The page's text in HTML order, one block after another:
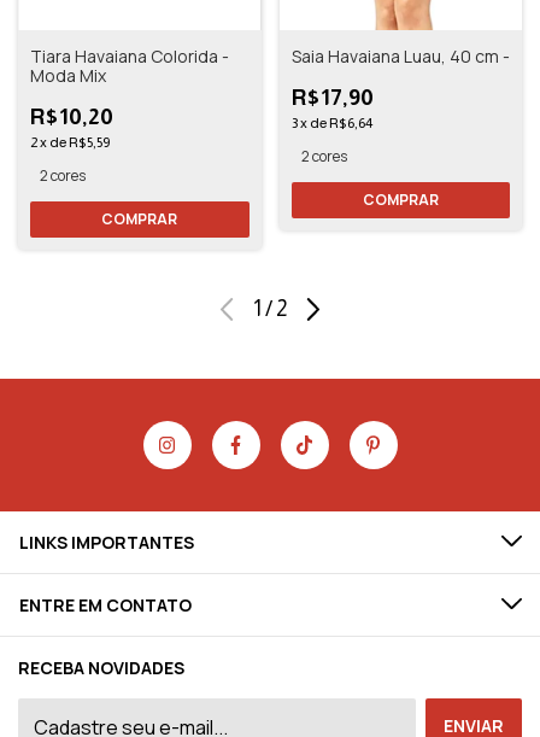
Tiara Havaiana Colorida -
Moda Mix
R$10,20
2x de R$5,59
2 cores
COMPRAR
Saia Havaiana Luau, 40 cm -
R$17,90
3x de R$6,64
2 cores
COMPRAR
1 / 2
LINKS IMPORTANTES
ENTRE EM CONTATO
RECEBA NOVIDADES